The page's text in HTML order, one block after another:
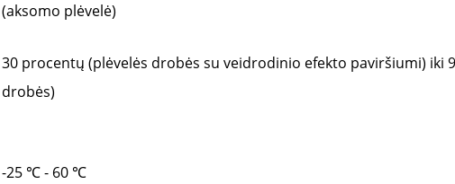
(aksomo plėvelė)
30 procentų (plėvelės drobės su veidrodinio efekto paviršiumi) iki
drobės)
-25 ℃ - 60 ℃